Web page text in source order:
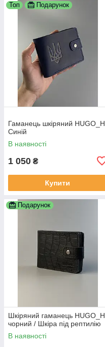
Топ Подарунок
Гаманець шкіряний HUGO_H
Синій
В наявності
1 050 ₴
Купити
Подарунок
Шкіряний гаманець HUGO_H
чорний / Шкіра під рептилію
В наявності